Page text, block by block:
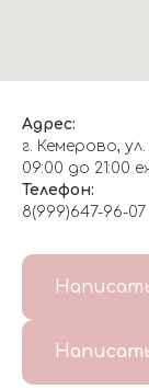
Адрес:
г. Кемерово,
09:00 до 21:00
Телефон:
8(999)647-96-07